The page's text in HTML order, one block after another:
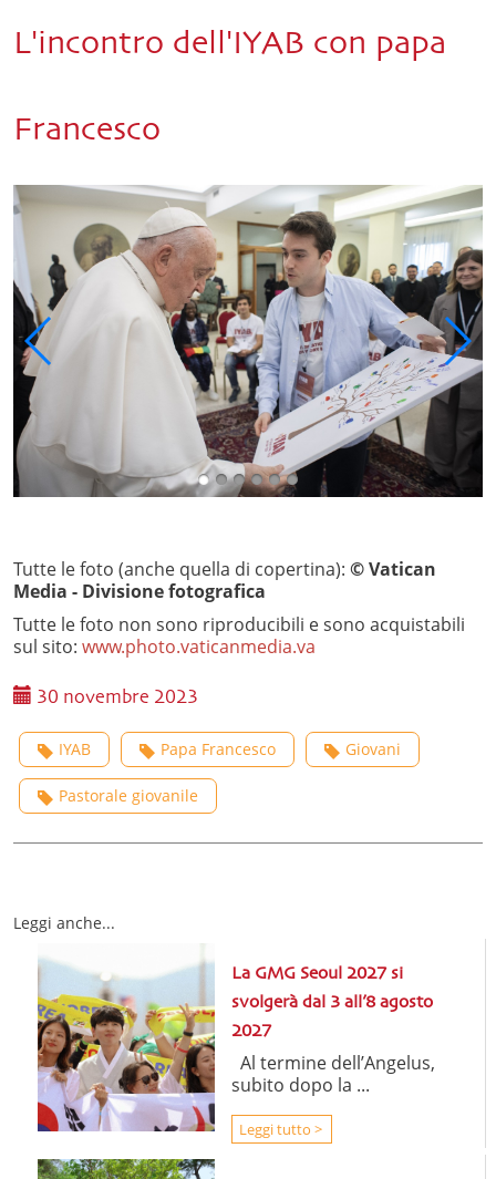
L'incontro dell'IYAB con papa
Francesco
Tutte le foto (anche quella di copertina): © Vatican
Media - Divisione fotografica
Tutte le foto non sono riproducibili e sono acquistabili
sul sito: www.photo.vaticanmedia.va
30 novembre 2023
IYAB Papa Francesco Giovani
Pastorale giovanile
Leggi anche...
La GMG Seoul 2027 si
svolgerà dal 3 all’8 agosto
2027
Al termine dell’Angelus,
subito dopo la ...
Leggi tutto >